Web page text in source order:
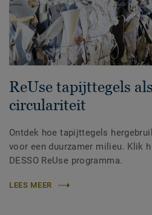
ReUse tapijttegels
circulariteit
Ontdek hoe tapijttegels
voor een duurzamer milieu. Klik
DESSO ReUse programma.
LEES MEER